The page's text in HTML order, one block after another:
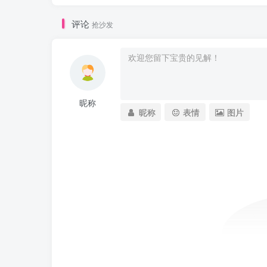
评论 抢沙发
昵称
昵称
表情 图片